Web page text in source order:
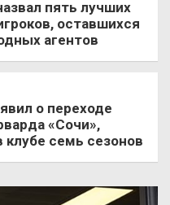
пять лучших
оставшихся
агентов
о переходе
«Сочи»,
клубе семь сезонов